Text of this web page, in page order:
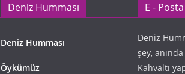
Deniz Humması
Deniz Humması
Öykümüz
E -
Deniz
şey,
Kahvaltı